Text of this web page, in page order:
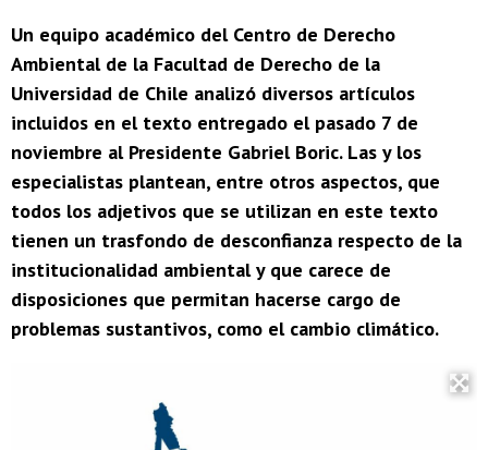
Un equipo académico del Centro de Derecho
Ambiental de la Facultad de Derecho de la
Universidad de Chile analizó diversos artículos
incluidos en el texto entregado el pasado 7 de
noviembre al Presidente Gabriel Boric. Las y los
especialistas plantean, entre otros aspectos, que
todos los adjetivos que se utilizan en este texto
tienen un trasfondo de desconfianza respecto de la
institucionalidad ambiental y que carece de
disposiciones que permitan hacerse cargo de
problemas sustantivos, como el cambio climático.